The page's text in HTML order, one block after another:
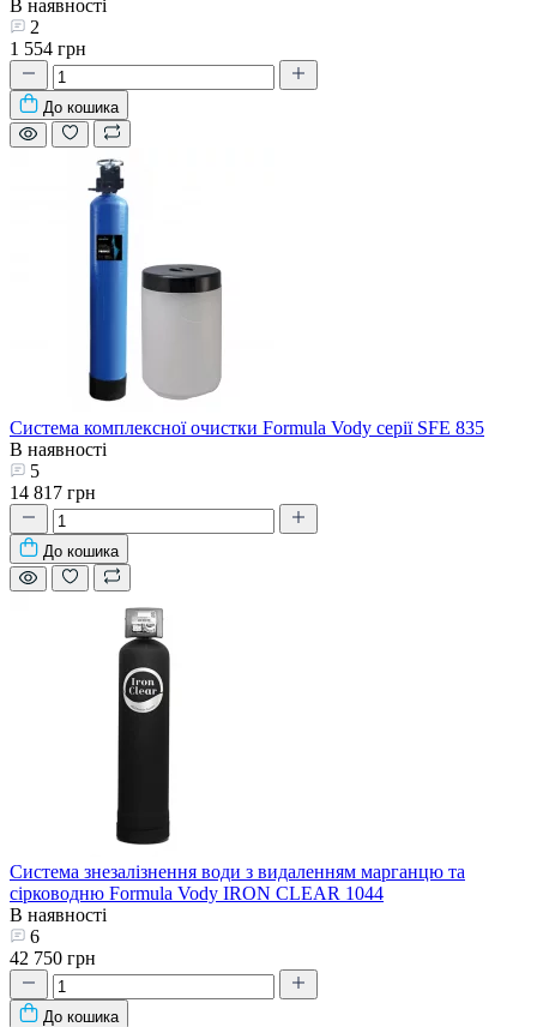
В наявності
2
1 554 грн
До кошика
Система комплексної очистки Formula Vody серії SFE 835
В наявності
5
14 817 грн
До кошика
Система знезалізнення води з видаленням марганцю та
сірководню Formula Vody IRON CLEAR 1044
В наявності
6
42 750 грн
До кошика